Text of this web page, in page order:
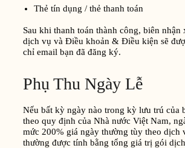
Thẻ tín dụng / thẻ thanh toán
Sau khi thanh toán thành công, biên
dịch vụ và Điều khoản & Điều kiện sẽ
chỉ email bạn đã đăng ký.
Phụ Thu Ngày Lễ
Nếu bất kỳ ngày nào trong kỳ lưu trú của
theo quy định của Nhà nước Việt Nam,
mức 200% giá ngày thường tùy theo dịch
thường được tính bằng tổng giá trị gói